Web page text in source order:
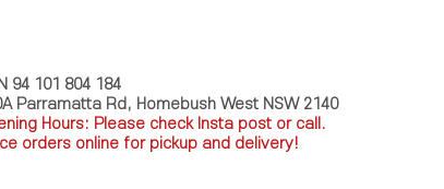
94 101 804 184
Parramatta Rd, Homebush West NSW 2140
Hours: Please check Insta post or call.
orders online for pickup and delivery!